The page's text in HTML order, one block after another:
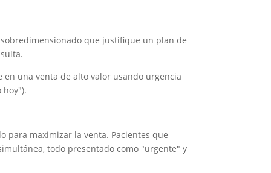
que justifique un plan de
una venta de alto valor usando urgencia
hoy").
para maximizar la venta. Pacientes que
todo presentado como "urgente" y